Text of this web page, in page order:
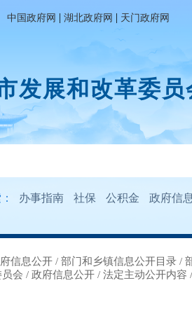
中国政府网 | 湖北政府网 | 天门政府网
发展和改革委员
办事指南 社保 公积金 政府信
信息公开 / 部门和乡镇信息公开目录 /
会 / 政府信息公开 / 法定主动公开内容